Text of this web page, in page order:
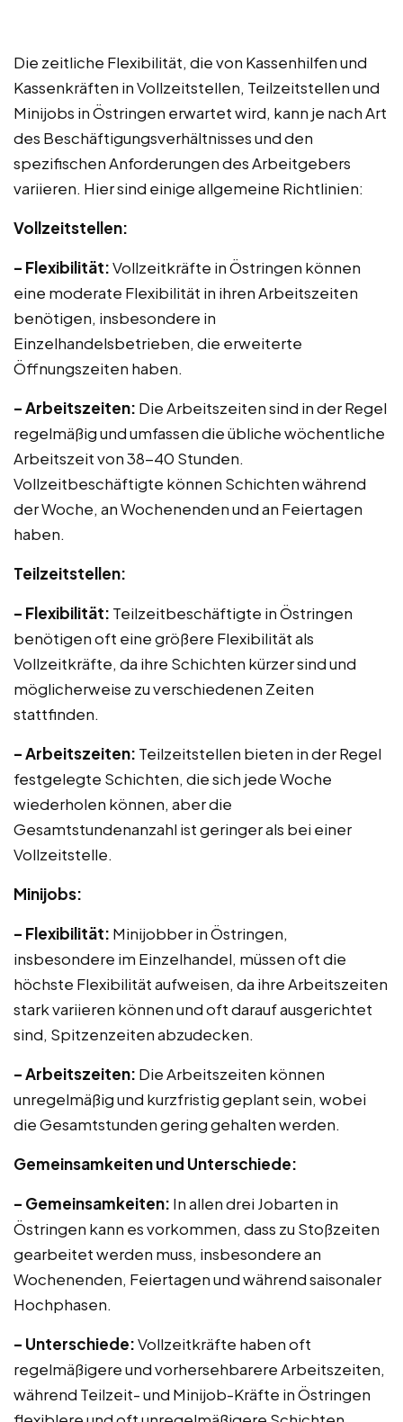
Die zeitliche Flexibilität, die von Kassenhilfen und
Kassenkräften in Vollzeitstellen, Teilzeitstellen und
Minijobs in Östringen erwartet wird, kann je nach Art
des Beschäftigungsverhältnisses und den
spezifischen Anforderungen des Arbeitgebers
variieren. Hier sind einige allgemeine Richtlinien:
Vollzeitstellen:
– Flexibilität:Vollzeitkräfte in Östringen können
eine moderate Flexibilität in ihren Arbeitszeiten
benötigen, insbesondere in
Einzelhandelsbetrieben, die erweiterte
Öffnungszeiten haben.
– Arbeitszeiten: Die Arbeitszeiten sind in der Regel
regelmäßig und umfassen die übliche wöchentliche
Arbeitszeit von 38-40 Stunden.
Vollzeitbeschäftigte können Schichten während
der Woche, an Wochenenden und an Feiertagen
haben.
Teilzeitstellen:
– Flexibilität: Teilzeitbeschäftigte in Östringen
benötigen oft eine größere Flexibilität als
Vollzeitkräfte, da ihre Schichten kürzer sind und
möglicherweise zu verschiedenen Zeiten
stattfinden.
– Arbeitszeiten: Teilzeitstellen bieten in der Regel
festgelegte Schichten, die sich jede Woche
wiederholen können, aber die
Gesamtstundenanzahl ist geringer als bei einer
Vollzeitstelle.
Minijobs:
– Flexibilität: Minijobber in Östringen,
insbesondere im Einzelhandel, müssen oft die
höchste Flexibilität aufweisen, da ihre Arbeitszeiten
stark variieren können und oft darauf ausgerichtet
sind, Spitzenzeiten abzudecken.
– Arbeitszeiten: Die Arbeitszeiten können
unregelmäßig und kurzfristig geplant sein, wobei
die Gesamtstunden gering gehalten werden.
Gemeinsamkeiten und Unterschiede:
– Gemeinsamkeiten: In allen drei Jobarten in
Östringen kann es vorkommen, dass zu Stoßzeiten
gearbeitet werden muss, insbesondere an
Wochenenden, Feiertagen und während saisonaler
Hochphasen.
– Unterschiede:Vollzeitkräfte haben oft
regelmäßigere und vorhersehbarere Arbeitszeiten,
während Teilzeit- und Minijob-Kräfte in Östringen